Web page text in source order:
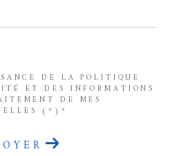
DE LA POLITIQUE
ET DES INFORMATIONS
DE MES
(*)*